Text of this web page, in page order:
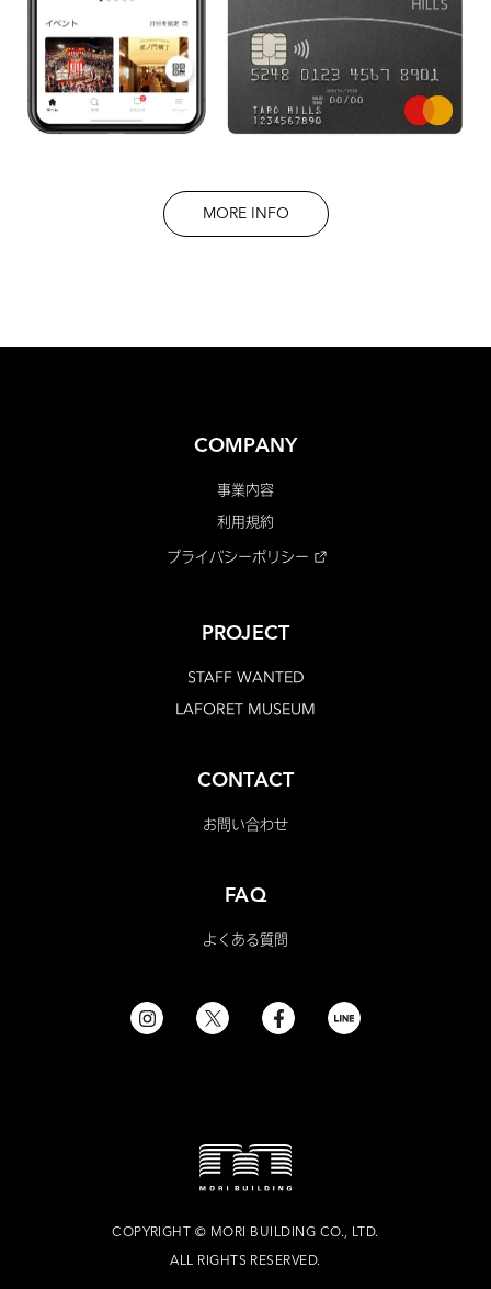
MORE INFO
COMPANY
事業内容
利用規約
プライバシーポリシー
PROJECT
STAFF WANTED
LAFORET MUSEUM
CONTACT
お問い合わせ
FAQ
よくある質問
COPYRIGHT © MORI BUILDING CO., LTD.
ALL RIGHTS RESERVED.